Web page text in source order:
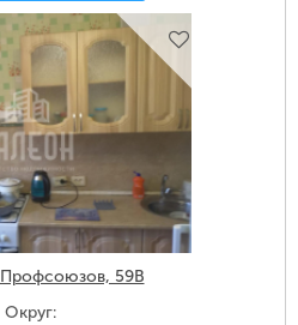
Профсоюзов, 59В
Округ: